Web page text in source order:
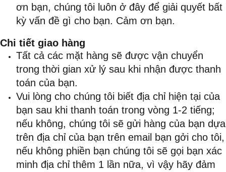
ơn bạn, chúng tôi luôn ở đây để giải quyết bất
kỳ vấn đề gì cho bạn. Cảm ơn bạn.
Chi tiết giao hàng
Tất cả các mặt hàng sẽ được vận chuyển
trong thời gian xử lý sau khi nhận được thanh
toán của bạn.
Vui lòng cho chúng tôi biết địa chỉ hiện tại của
bạn sau khi thanh toán trong vòng 1-2 tiếng;
nếu không, chúng tôi sẽ gửi hàng của bạn dựa
trên địa chỉ của bạn trên email bạn gởi cho tôi,
nếu không phiền bạn chúng tôi sẽ gọi bạn xác
minh địa chỉ thêm 1 lần nữa, vì vậy hãy đảm